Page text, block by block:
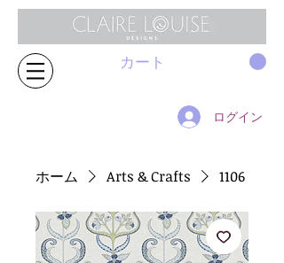
カート
ログイン
ホーム Arts & Crafts 1106